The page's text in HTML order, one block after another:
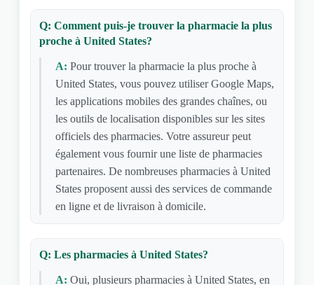
Q: Comment puis-je trouver la pharmacie la plus
proche à United States?
A: Pour trouver la pharmacie la plus proche à
United States, vous pouvez utiliser Google Maps,
les applications mobiles des grandes chaînes, ou
les outils de localisation disponibles sur les sites
officiels des pharmacies. Votre assureur peut
également vous fournir une liste de pharmacies
partenaires. De nombreuses pharmacies à United
States proposent aussi des services de commande
en ligne et de livraison à domicile.
Q: Les pharmacies à United States?
A: Oui, plusieurs pharmacies à United States, en